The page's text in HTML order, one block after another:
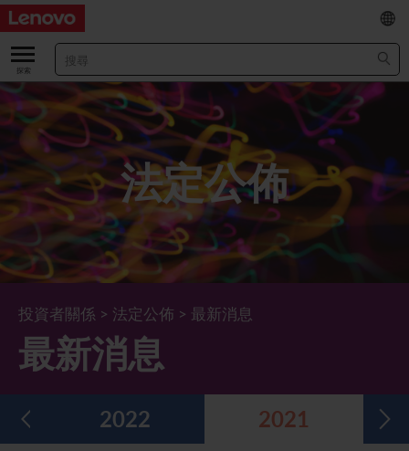
關於我們
關於公司
董事長兼首席執行官報告書
管理團隊 (英文版)
公司資料
Lenovo.com
公司新聞
業績及財務數據
主要財務數據
業績及推介材料
綜合損益表
綜合全面收益表
綜合資產負債表
五年財務摘要
投資者
股票資料
股價資訊
新投資者
投資者活動年曆
過去投資者活動
法定公佈
最新消息
年報/中期報告
公告
月報表/翌日披露報表
企業管治
董事會
董事委員會
股東權利
可持續發展
董事會對環境、社會及管治事宜的監管
環境、社會及管治報告
新聞和資源
多媒體資料庫
EN
/
简
法定公佈
投資者關係 > 法定公佈 > 最新消息
最新消息
2022 2021